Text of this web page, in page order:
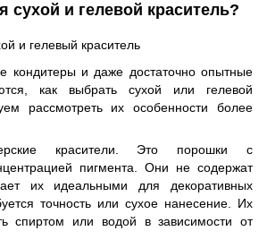
сухой и гелевой краситель?
кондитеры и даже достаточно опытные
как выбрать сухой или гелевой
рассмотреть их особенности более
красители. Это порошки с
пигмента. Они не содержат
их идеальными для декоративных
точность или сухое нанесение. Их
спиртом или водой в зависимости от